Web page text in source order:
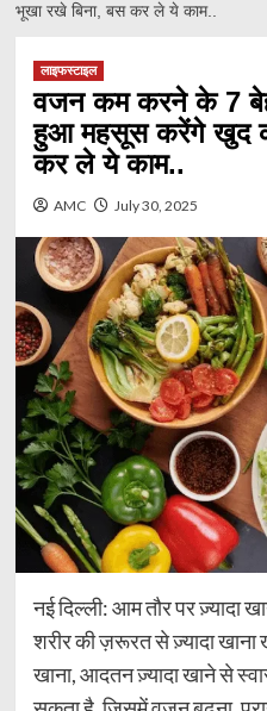
भूखा रखे बिना, बस कर ले ये काम..
लाइफस्टाइल
वजन कम करने के 7
हुआ महसूस करेंगे खुद
कर ले ये काम..
AMC July 30, 2025
नई दिल्ली: आम तौर पर ज़्यादा
शरीर की ज़रूरत से ज़्यादा
खाना, आदतन ज़्यादा खाने से